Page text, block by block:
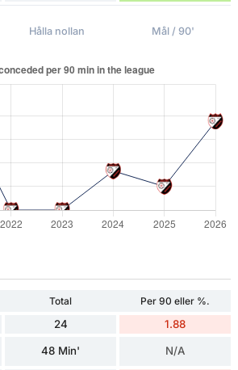
Hålla nollan Mål / 90'
Total
Per 90 eller %.
24 1.88
48 Min' N/A